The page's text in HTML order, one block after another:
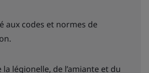
aux codes et normes de
la légionelle, de l’amiante et du